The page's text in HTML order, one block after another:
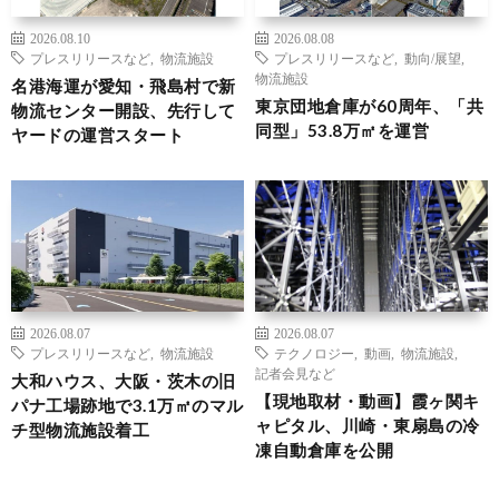
2026.08.10
プレスリリースなど
物流施設
名港海運が愛知・飛島村で新
物流センター開設、先行して
ヤードの運営スタート
2026.08.08
プレスリリースなど
動向/展望
物流施設
東京団地倉庫が60周年、「共
同型」53.8万㎡を運営
2026.08.07
プレスリリースなど
物流施設
大和ハウス、大阪・茨木の旧
パナ工場跡地で3.1万㎡のマル
チ型物流施設着工
2026.08.07
テクノロジー
動画 物流施設
記者会見など
【現地取材・動画】霞ヶ関キ
ャピタル、川崎・東扇島の冷
凍自動倉庫を公開